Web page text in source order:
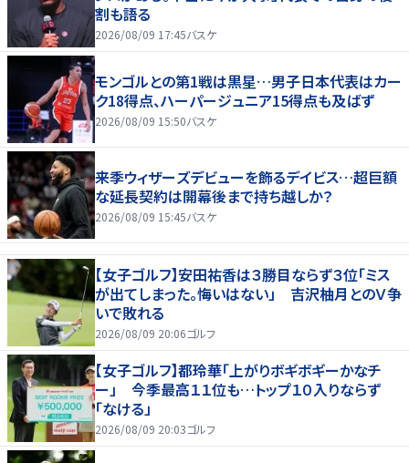
割も語る
2026/08/09 17:45バスケ
モンゴルとの第1戦は黒星…男子日本代表はカー
ク18得点、ハーパージュニア15得点も及ばず
2026/08/09 15:50バスケ
来季ウィザーズデビューを飾るデイビス…超巨額
な延長契約は開幕後まで持ち越しか？
2026/08/09 15:45バスケ
【女子ゴルフ】安田祐香は３勝目ならず３位「ミス
が出てしまった。悔いはない」 吉沢柚月とのＶ争
いで敗れる
2026/08/09 20:06ゴルフ
【女子ゴルフ】都玲華「上がりボギボギーかなチ
ー」 今季最高１１位も…トップ１０入りならず
「なける」
2026/08/09 20:03ゴルフ